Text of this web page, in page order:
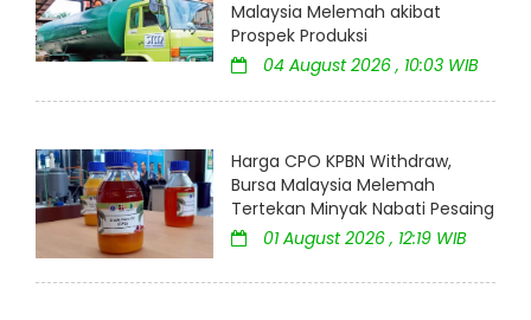
Malaysia Melemah akibat
Prospek Produksi
04 August 2026 , 10:03 WIB
Harga CPO KPBN Withdraw,
Bursa Malaysia Melemah
Tertekan Minyak Nabati Pesaing
01 August 2026 , 12:19 WIB